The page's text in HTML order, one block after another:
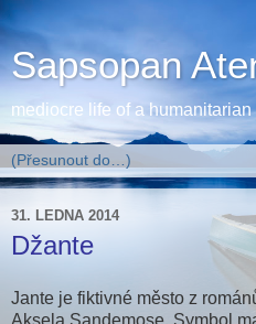
Sapsopan
mediocre life of a
31. LEDNA 2014
Džante
Jante je fiktivné město z
Aksela Sandemose. Symbol